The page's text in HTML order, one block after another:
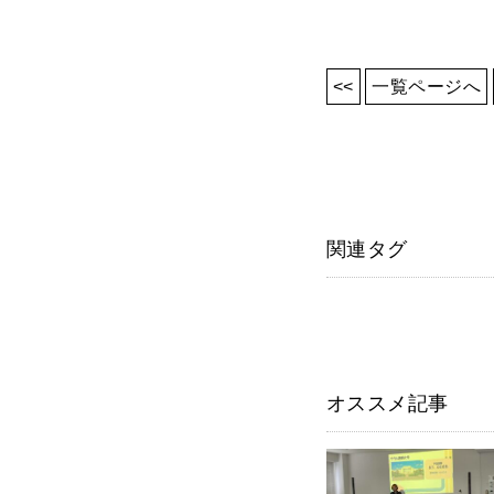
<< 一覧ページへ
関連タグ
オススメ記事